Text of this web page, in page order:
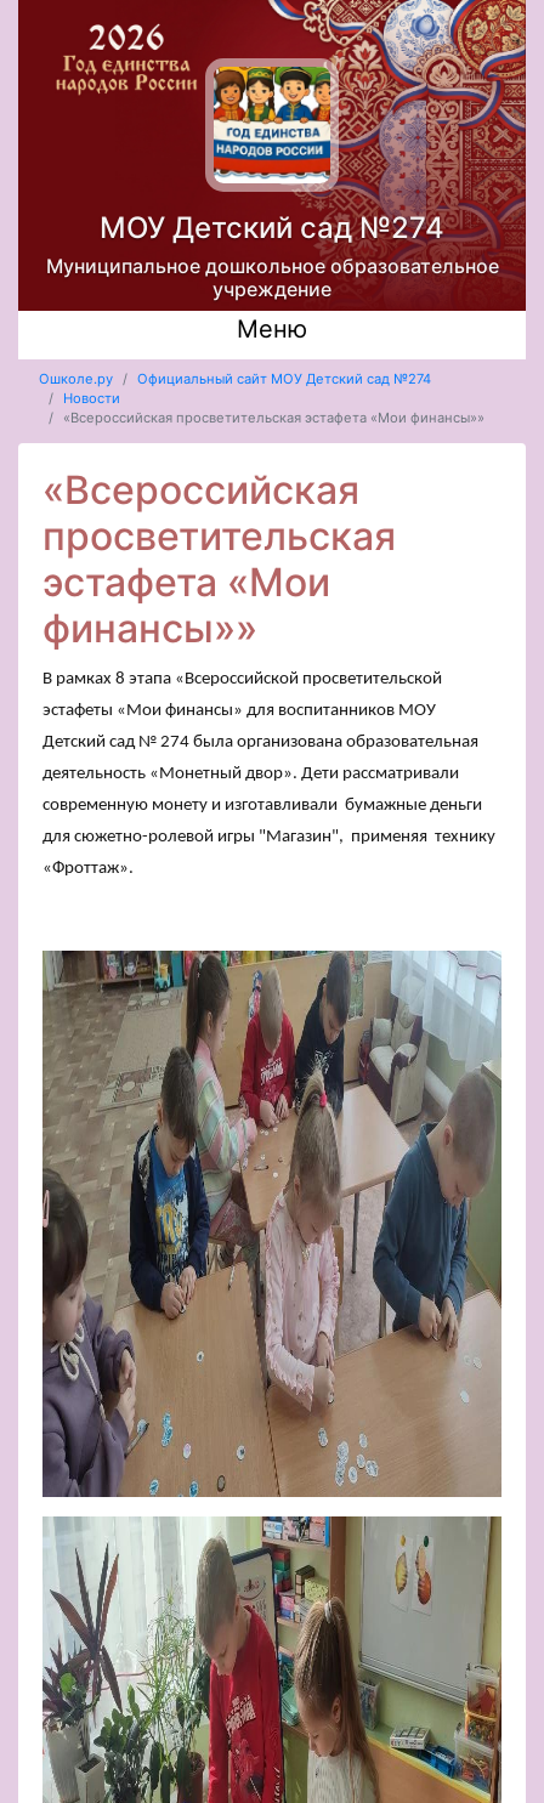
МОУ Детский сад №274
Муниципальное дошкольное образовательное
учреждение
Меню
Ошколе.ру
Официальный сайт МОУ Детский сад №274
Новости
«Всероссийская просветительская эстафета «Мои финансы»»
«Всероссийская
просветительская
эстафета «Мои
финансы»»
В рамках 8 этапа «Всероссийской просветительской
эстафеты «Мои финансы» для воспитанников МОУ
Детский сад № 274 была организована образовательная
деятельность «Монетный двор». Дети рассматривали
современную монету и изготавливали бумажные деньги
для сюжетно-ролевой игры "Магазин", применяя технику
«Фроттаж».